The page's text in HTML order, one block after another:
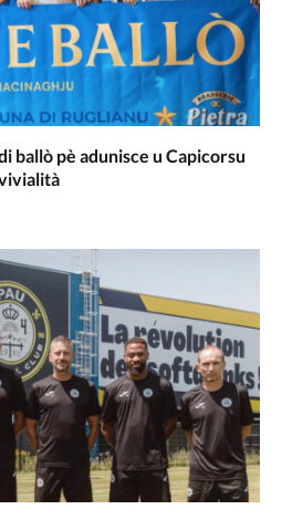
ballò pè adunisce u Capicorsu